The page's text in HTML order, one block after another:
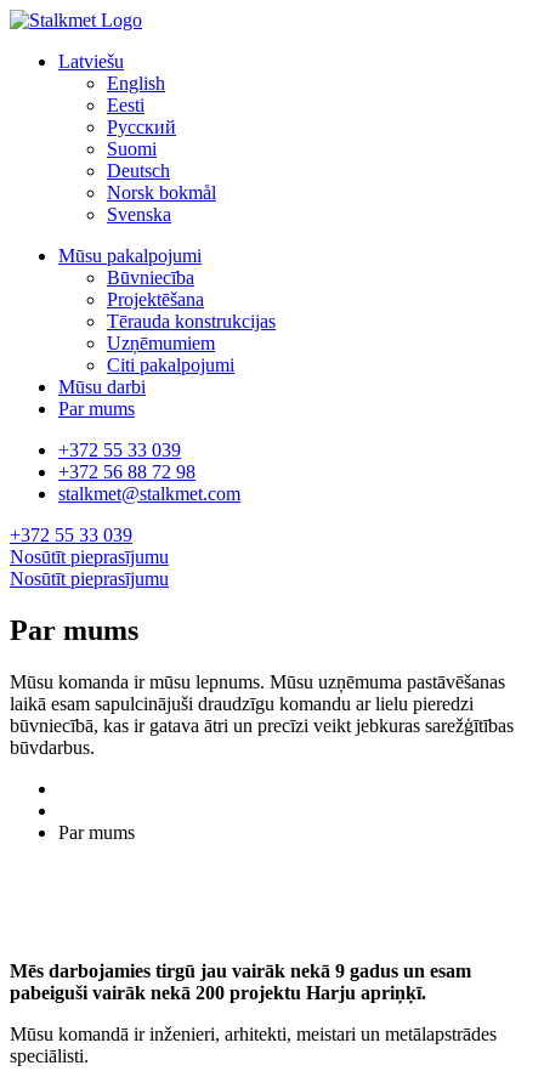
Latviešu
English
Eesti
Русский
Suomi
Deutsch
Norsk bokmål
Svenska
Mūsu pakalpojumi
Būvniecība
Projektēšana
Tērauda konstrukcijas
Uzņēmumiem
Citi pakalpojumi
Mūsu darbi
Par mums
+372 55 33 039
+372 56 88 72 98
stalkmet@stalkmet.com
+372 55 33 039
Nosūtīt pieprasījumu
Nosūtīt pieprasījumu
Par mums
Mūsu komanda ir mūsu lepnums. Mūsu uzņēmuma pastāvēšanas
laikā esam sapulcinājuši draudzīgu komandu ar lielu pieredzi
būvniecībā, kas ir gatava ātri un precīzi veikt jebkuras sarežģītības
būvdarbus.
Par mums
Mēs darbojamies tirgū jau vairāk nekā 9 gadus un esam
pabeiguši vairāk nekā 200 projektu Harju apriņķī.
Mūsu komandā ir inženieri, arhitekti, meistari un metālapstrādes
speciālisti.